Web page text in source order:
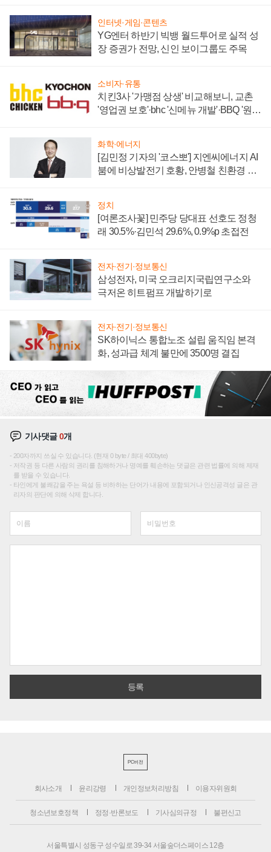
인터넷·게임·콘텐츠
YG엔터 하반기 빅뱅 월드투어로 실적 성
장 증권가 전망, 신인 보이그룹도 주목
소비자·유통
치킨3사 '가맹점 상생' 비교해보니, 교촌
'영업권 보호'·bhc '신메뉴 개발'·BBQ '원가
화학·에너지
[김민정 기자의 '코스뽀'] 지엔씨에너지 AI
붐에 비상발전기 호황, 안병철 친환경 에
정치
[여론조사꽃] 민주당 당대표 선호도 정청
래 30.5%·김민석 29.6%, 0.9%p 초접전
전자·전기·정보통신
삼성전자, 미국 오크리지국립연구소와
극저온 히트펌프 개발하기로
전자·전기·정보통신
SK하이닉스 통합노조 설립 움직임 본격
화, 성과급 체계 불만에 3500명 결집
기사댓글0개
200자까지 쓰실 수 있습니다. (현재 0 byte / 최대 400byte)
저작권 등 다른 사람의 권리를 침해하거나 명예를 훼손하는 댓글은 관련 법률에 의해 제재
를 받을 수 있습니다.
타인에게 불쾌감을 주는 욕설 등 비하하는 단어가 내용에 포함되거나 인신공격성 글은 관
리자의 판단에 의해 삭제 합니다.
PC버전
회사소개 윤리강령 개인정보처리방침 이용자위원회
청소년보호정책 정정·반론보도 기사심의규정 불편신고
서울특별시 성동구 성수일로 39-34 서울숲더스페이스 12층